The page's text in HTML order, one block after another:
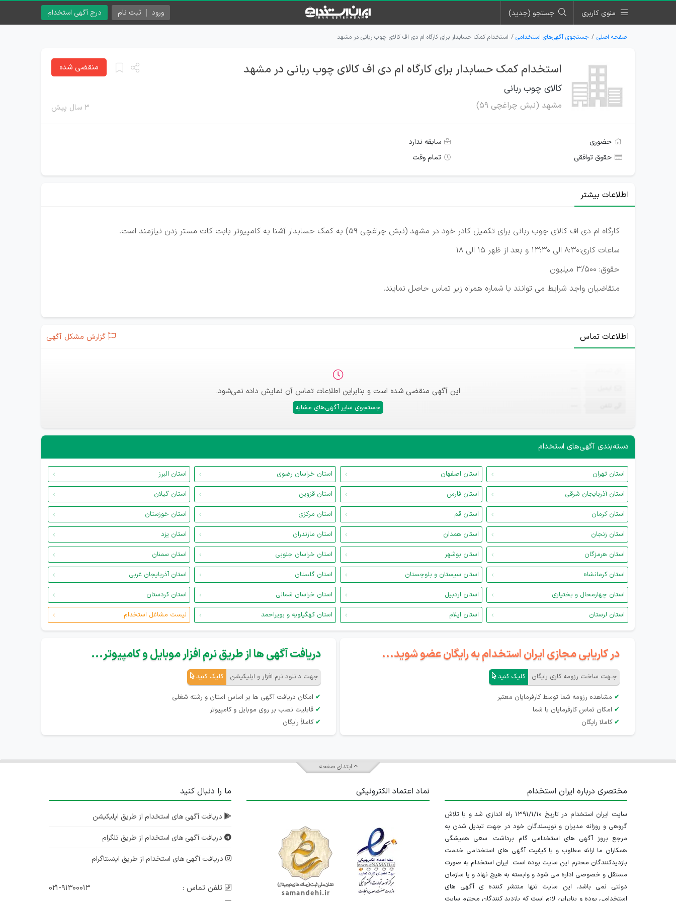
منوی کاربری جستجو (جدید) درج آگهی استخدام ورود ثبت نام
صفحه اصلی جستجوی آگهی‌های استخدامی استخدام کمک حسابدار برای کارگاه ام دی اف کالای چوب ربانی در مشهد
استخدام کمک حسابدار برای کارگاه ام دی اف کالای چوب ربانی در مشهد
کالای چوب ربانی
مشهد (نبش چراغچی 59) ۳ سال پیش
منقضی شده
حضوری
سابقه ندارد
حقوق توافقی
تمام وقت
اطلاعات بیشتر
کارگاه ام دی اف کالای چوب ربانی برای تکمیل کادر خود در مشهد (نبش چراغچی 59) به کمک حسابدار آشنا به کامپیوتر بابت کات مستر زدن نیازمند است.
ساعات کاری:8:30 الی 13:30 و بعد از ظهر 15 الی 18
حقوق: 3/500 میلیون
متقاضیان واجد شرایط می توانند با شماره همراه زیر تماس حاصل نمایند.
اطلاعات تماس گزارش مشکل آگهی
این آگهی منقضی شده است و بنابراین اطلاعات تماس آن نمایش داده نمی‌شود.
جستجوی سایر آگهی‌های مشابه
دسته‌بندی آگهی‌های استخدام
استان تهران استان اصفهان استان خراسان رضوی
استان البرز
استان آذربایجان شرقی
استان فارس استان قزوین
استان گیلان
استان کرمان
استان قم استان مرکزی
استان خوزستان
استان زنجان
استان همدان استان مازندران
استان یزد
استان هرمزگان
استان بوشهر استان خراسان جنوبی
استان سمنان
استان کرمانشاه
استان سیستان و بلوچستان استان گلستان
استان آذربایجان غربی
استان چهارمحال و بختیاری
استان اردبیل استان خراسان شمالی
استان کردستان
استان لرستان
استان ایلام استان کهگیلویه و بویراحمد لیست مشاغل استخدام
در کاریابی مجازی ایران استخدام به رایگان عضو شوید...
جـهت ساخت رزومه کاری رایگان کلیک کنید
✔ مشاهده رزومه شما توسط کارفرمایان معتبر
✔ امکان تماس کارفرمایان با شما
✔ کاملا رایگان
دریافت آگهی ها از طریق نرم افزار موبایل و کامپیوتر...
جهت دانلود نرم افزار و اپلیکیشن کلیک کنید
✔ امکان دریافت آگهی ها بر اساس استان و رشته شغلی
✔ قابلیت نصب بر روی موبایل و کامپیوتر
✔ کاملاً رایگان
ابتدای صفحه
مختصری درباره ایران استخدام
سایت ایران استخدام در تاریخ ۱۳۹۱/۱/۱۰ راه اندازی شد و با تلاش
گروهی و روزانه مدیران و نویسندگان خود در جهت تبدیل شدن به
مرجع بروز آگهی های استخدامی گام برداشت. سعی همیشگی
همکاران ما ارائه مطلوب و با کیفیت آگهی های استخدامی خدمت
بازدیدکنندگان محترم این سایت بوده است. ایران استخدام به صورت
مستقل و خصوصی اداره می شود و وابسته به هیچ نهاد و یا سازمان
دولتی نمی باشد، این سایت تنها منتشر کننده ی آگهی های
استخدامی بوده و بنابراین لازم است که بازدید کنندگان محترم سایت
نماد اعتماد الکترونیکی ما را دنبال کنید
دریافت آگهی های استخدام از طریق اپلیکیشن
دریافت آگهی های استخدام از طریق تلگرام
دریافت آگهی های استخدام از طریق اینستاگرام
تلفن تماس :
۰۲۱-۹۱۳۰۰۰۱۳